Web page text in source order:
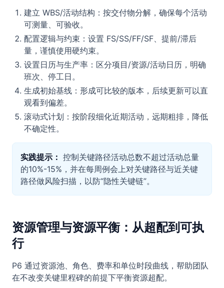
建立 WBS/活动结构：按交付物分解，确保每个活动
可测量、可验收。
配置逻辑与约束：设置 FS/SS/FF/SF、提前/滞后
量，谨慎使用硬约束。
设置日历与生产率：区分项目/资源/活动日历，明确
班次、停工日。
生成初始基线：形成可比较的版本，后续更新可以直
观看到偏差。
滚动式计划：按阶段细化近期活动，远期粗排，降低
不确定性。
实践提示： 控制关键路径活动总数不超过活动总量
的10%-15%，并在每周例会上对关键路径与近关键
路径做风险扫描，以防“隐性关键链”。
资源管理与资源平衡：从超配到可执
行
P6 通过资源池、角色、费率和单位时段曲线，帮助团队
在不改变关键里程碑的前提下平衡资源超配。